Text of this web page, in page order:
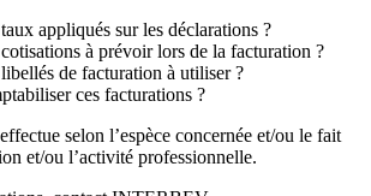
appliqués sur les déclarations ?
à prévoir lors de la facturation ?
de facturation à utiliser ?
ces facturations ?
selon l’espèce concernée et/ou le fait
et/ou l’activité professionnelle.